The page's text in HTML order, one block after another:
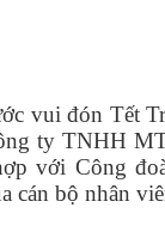
vui đón Tết
ty TNHH
với Công
cán bộ nhân